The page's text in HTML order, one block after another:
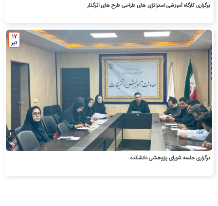
برگزاری کارگاه آموزشی استراتژی های طراحی طرح های اثرگذار
برگزاری جلسه شورای پژوهشی دانشکده
17
تیر